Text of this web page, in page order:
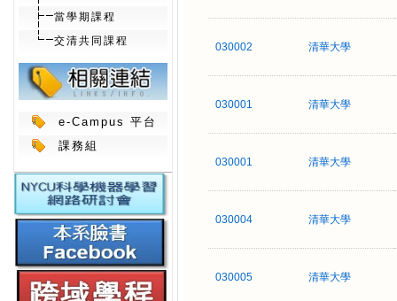
當學期課程
交清共同課程
e-Campus 平台
課務組
030002 清華大學
030001 清華大學
030001 清華大學
030004 清華大學
030005 清華大學